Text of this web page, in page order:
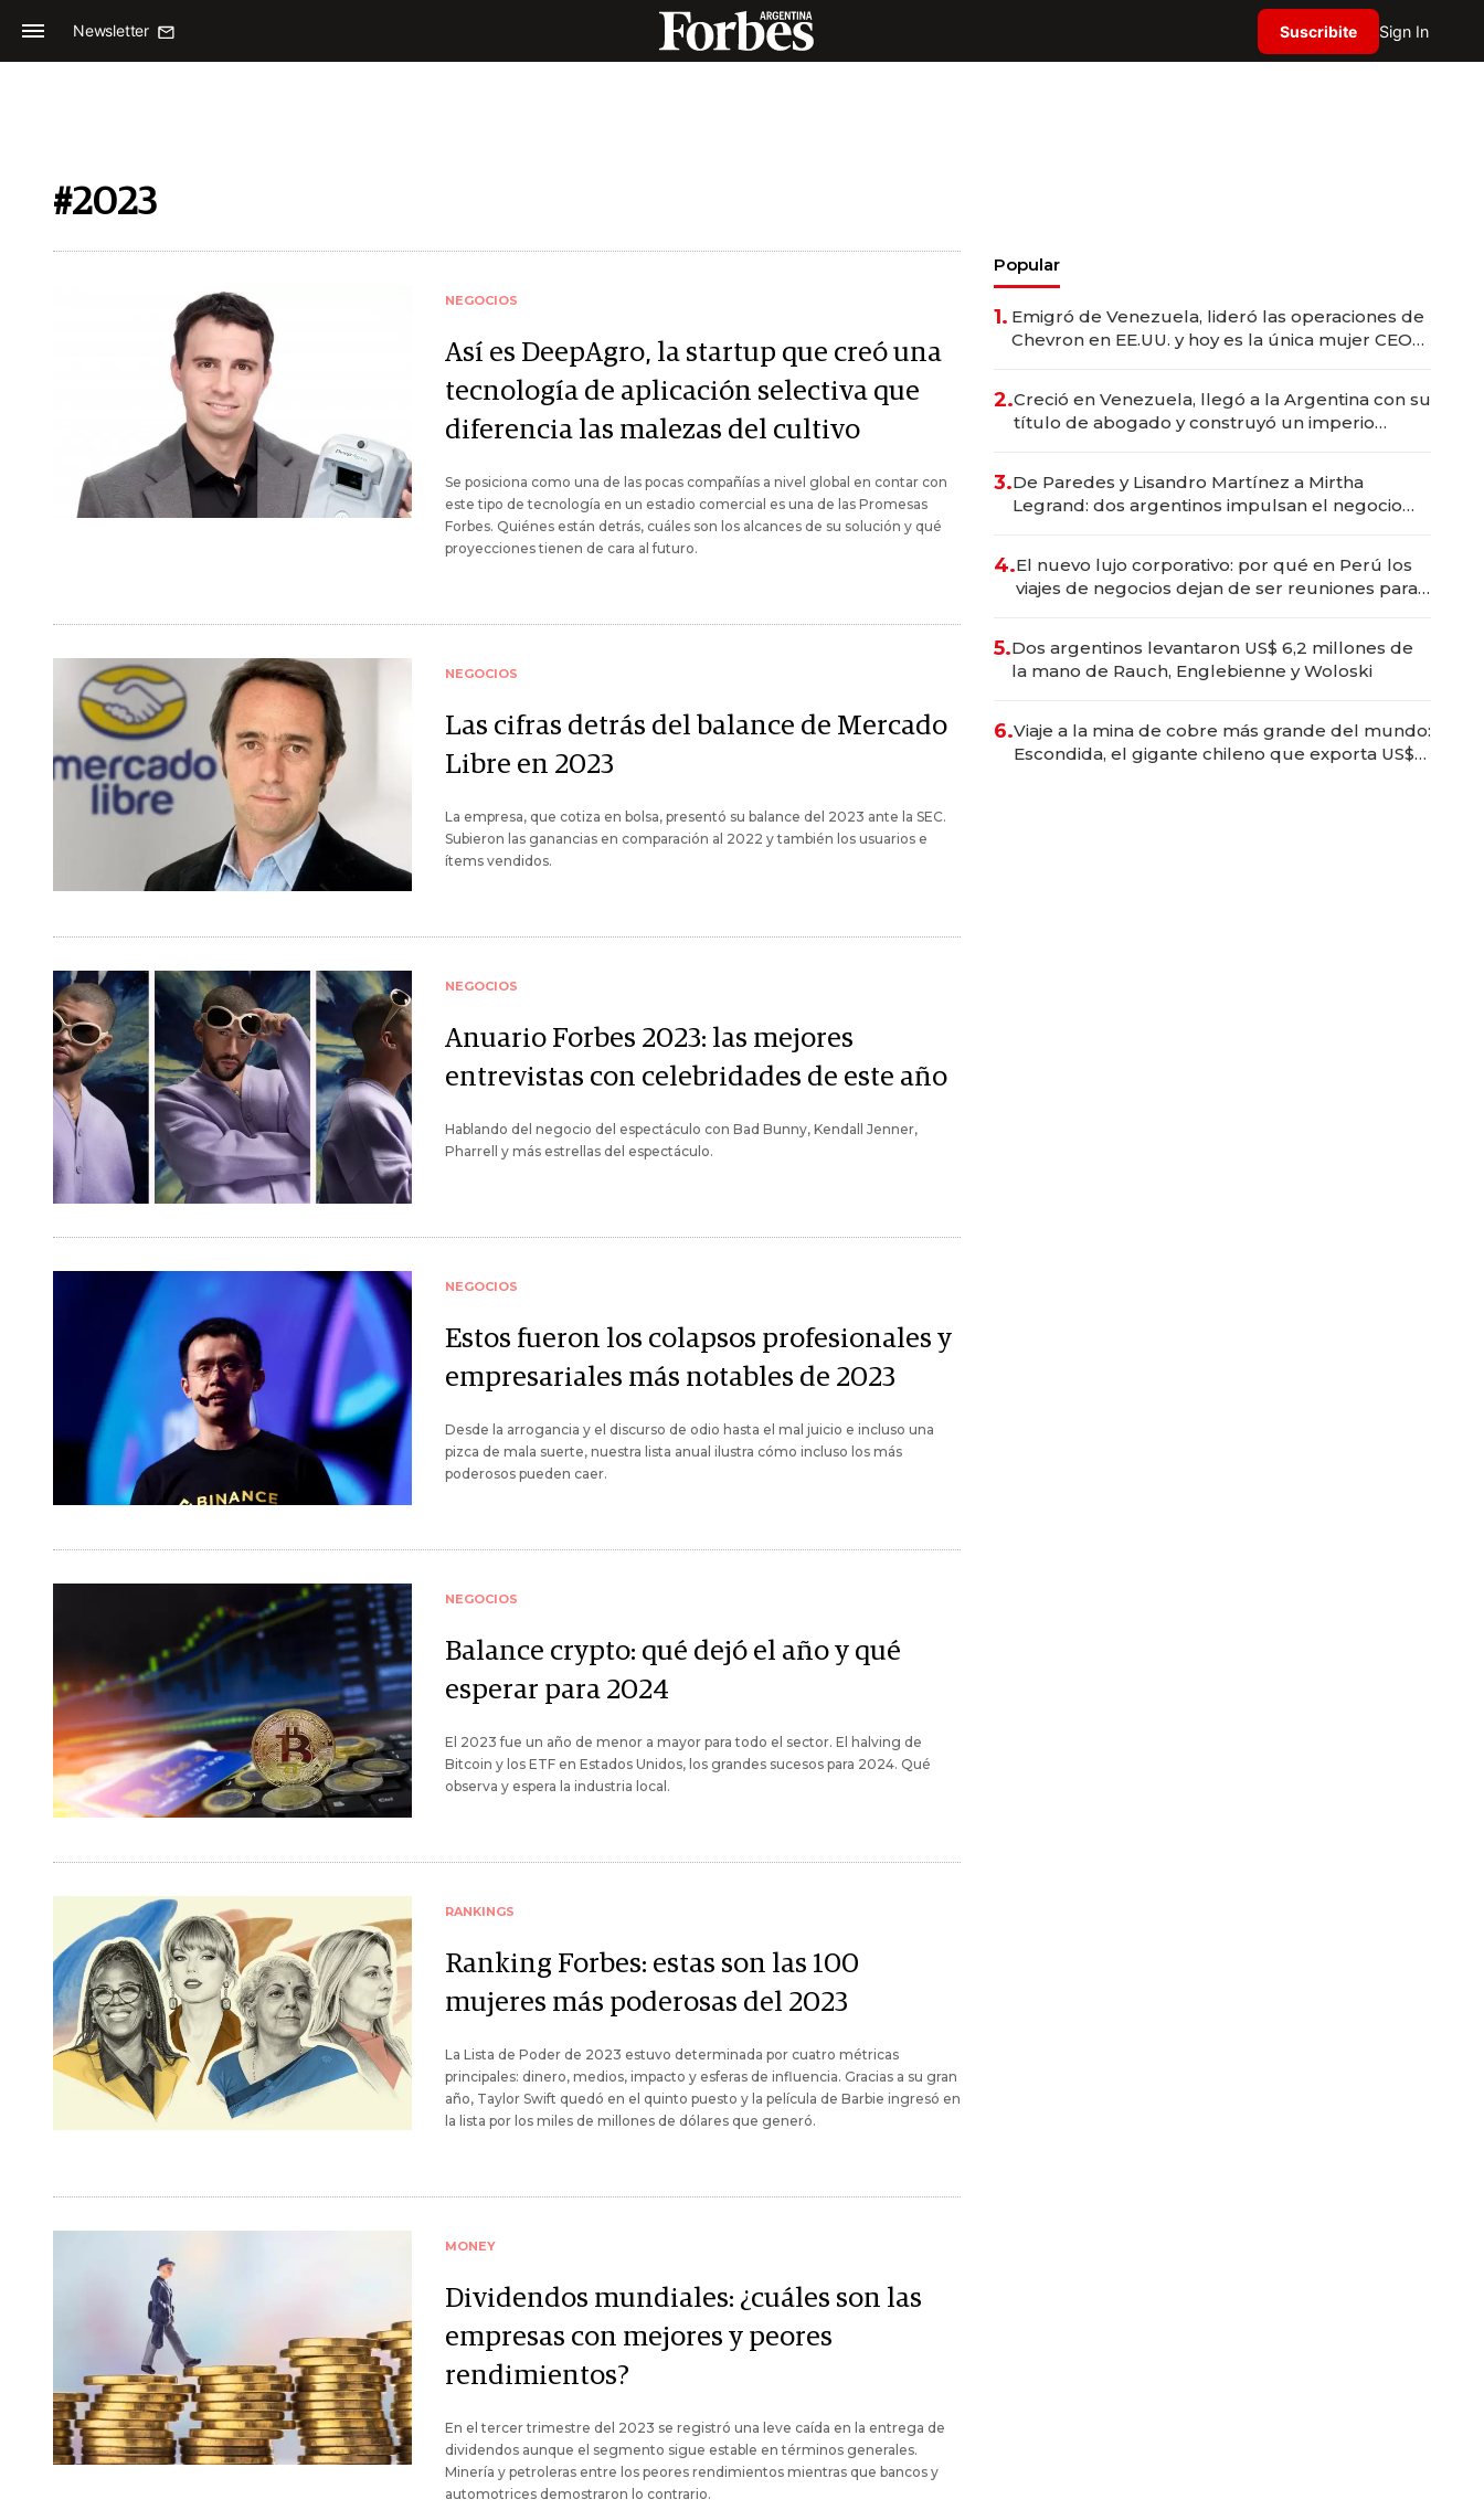
Newsletter Suscribite Sign In
#2023
NEGOCIOS
Así es DeepAgro, la startup que creó una
tecnología de aplicación selectiva que
diferencia las malezas del cultivo
Se posiciona como una de las pocas compañías a nivel global en contar con
este tipo de tecnología en un estadio comercial es una de las Promesas
Forbes. Quiénes están detrás, cuáles son los alcances de su solución y qué
proyecciones tienen de cara al futuro.
NEGOCIOS
Las cifras detrás del balance de Mercado
Libre en 2023
La empresa, que cotiza en bolsa, presentó su balance del 2023 ante la SEC.
Subieron las ganancias en comparación al 2022 y también los usuarios e
ítems vendidos.
NEGOCIOS
Anuario Forbes 2023: las mejores
entrevistas con celebridades de este año
Hablando del negocio del espectáculo con Bad Bunny, Kendall Jenner,
Pharrell y más estrellas del espectáculo.
NEGOCIOS
Estos fueron los colapsos profesionales y
empresariales más notables de 2023
Desde la arrogancia y el discurso de odio hasta el mal juicio e incluso una
pizca de mala suerte, nuestra lista anual ilustra cómo incluso los más
poderosos pueden caer.
NEGOCIOS
Balance crypto: qué dejó el año y qué
esperar para 2024
El 2023 fue un año de menor a mayor para todo el sector. El halving de
Bitcoin y los ETF en Estados Unidos, los grandes sucesos para 2024. Qué
observa y espera la industria local.
RANKINGS
Ranking Forbes: estas son las 100
mujeres más poderosas del 2023
La Lista de Poder de 2023 estuvo determinada por cuatro métricas
principales: dinero, medios, impacto y esferas de influencia. Gracias a su gran
año, Taylor Swift quedó en el quinto puesto y la película de Barbie ingresó en
la lista por los miles de millones de dólares que generó.
MONEY
Dividendos mundiales: ¿cuáles son las
empresas con mejores y peores
rendimientos?
En el tercer trimestre del 2023 se registró una leve caída en la entrega de
dividendos aunque el segmento sigue estable en términos generales.
Minería y petroleras entre los peores rendimientos mientras que bancos y
automotrices demostraron lo contrario.
Popular
1. Emigró de Venezuela, lideró las operaciones de
Chevron en EE.UU. y hoy es la única mujer CEO
2.Creció en Venezuela, llegó a la Argentina con su
título de abogado y construyó un imperio
3.De Paredes y Lisandro Martínez a Mirtha
Legrand: dos argentinos impulsan el negocio
4.El nuevo lujo corporativo: por qué en Perú los
viajes de negocios dejan de ser reuniones para
5.Dos argentinos levantaron US$ 6,2 millones de
la mano de Rauch, Englebienne y Woloski
6.Viaje a la mina de cobre más grande del mundo:
Escondida, el gigante chileno que exporta US$